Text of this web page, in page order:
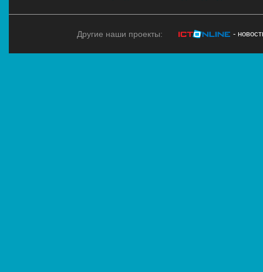
Другие наши проекты: -